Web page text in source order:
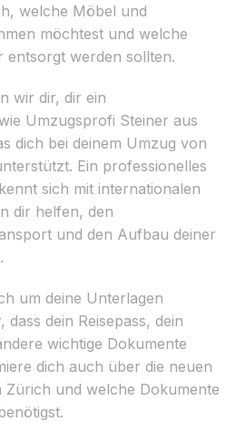
welche Möbel und
möchtest und welche
entsorgt werden sollten.
wir dir, dir ein
Umzugsprofi Steiner aus
dich bei deinem Umzug von
Ein professionelles
sich mit internationalen
dir helfen, den
und den Aufbau deiner
um deine Unterlagen
dein Reisepass, dein
wichtige Dokumente
dich auch über die neuen
Zürich und welche Dokumente